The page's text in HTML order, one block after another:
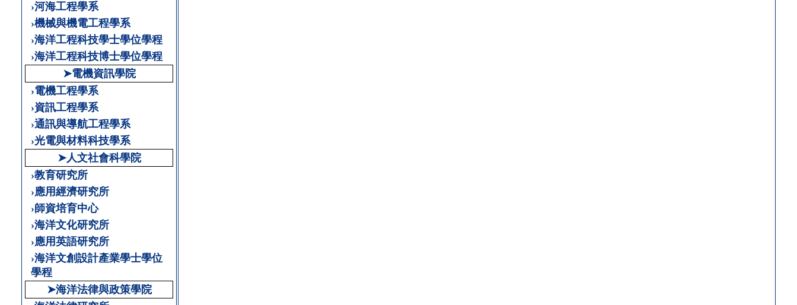
›河海工程學系
›機械與機電工程學系
›海洋工程科技學士學位學程
›海洋工程科技博士學位學程
➤電機資訊學院
›電機工程學系
›資訊工程學系
›通訊與導航工程學系
›光電與材料科技學系
➤人文社會科學院
›教育研究所
›應用經濟研究所
›師資培育中心
›海洋文化研究所
›應用英語研究所
›海洋文創設計產業學士學位
學程
➤海洋法律與政策學院